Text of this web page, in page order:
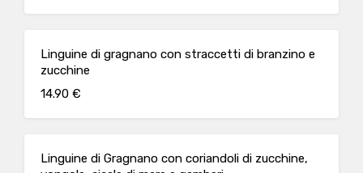
Linguine di gragnano con straccetti di branzino e
zucchine
14.90 €
Linguine di Gragnano con coriandoli di zucchine,